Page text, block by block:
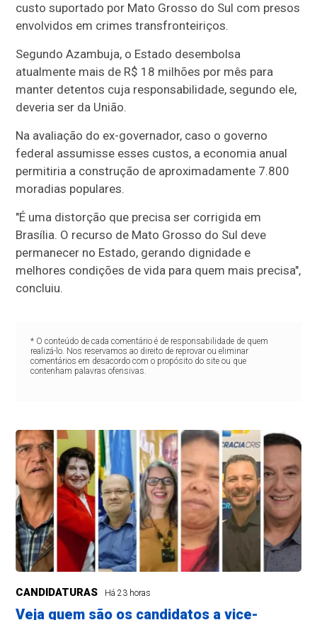
custo suportado por Mato Grosso do Sul com presos
envolvidos em crimes transfronteiriços.
Segundo Azambuja, o Estado desembolsa
atualmente mais de R$ 18 milhões por mês para
manter detentos cuja responsabilidade, segundo ele,
deveria ser da União.
Na avaliação do ex-governador, caso o governo
federal assumisse esses custos, a economia anual
permitiria a construção de aproximadamente 7.800
moradias populares.
"É uma distorção que precisa ser corrigida em
Brasília. O recurso de Mato Grosso do Sul deve
permanecer no Estado, gerando dignidade e
melhores condições de vida para quem mais precisa",
concluiu.
* O conteúdo de cada comentário é de responsabilidade de quem
realizá-lo. Nos reservamos ao direito de reprovar ou eliminar
comentários em desacordo com o propósito do site ou que
contenham palavras ofensivas.
CANDIDATURAS Há 23 horas
Veja quem são os candidatos a vice-